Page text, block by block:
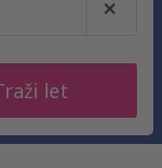
let